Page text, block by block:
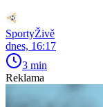
SportyŽivě
dnes, 16:17
3 min
Reklama